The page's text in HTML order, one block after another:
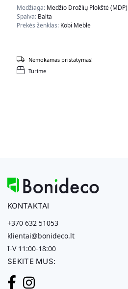
Medžiaga: Medžio Drožlių Plokštė (MDP)
Spalva: Balta
Prekės ženklas: Kobi Meble
Turime
Nemokamas pristatymas!
KONTAKTAI
+370 632 51053
klientai@bonideco.lt
I-V 11:00-18:00
SEKITE MUS: